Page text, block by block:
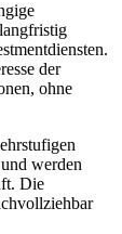
der
ohne
werden
Die